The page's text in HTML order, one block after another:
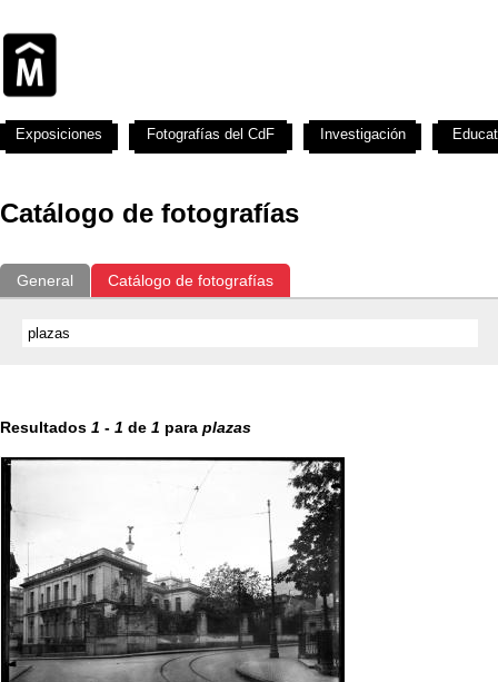
Catálogo de fotografías
General Catálogo de fotografías
Resultados 1 - 1 de 1 para plazas
Exposiciones Fotografías del CdF Investigación